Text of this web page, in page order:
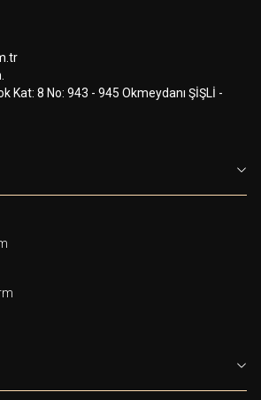
Kat: 8 No: 943 - 945 Okmeydanı ŞİŞLİ -